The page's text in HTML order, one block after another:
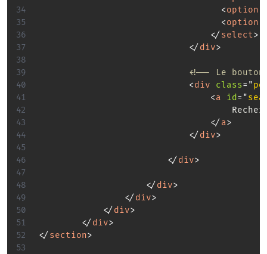
<option
<option
</select>
</div>
<!-- Le
<div class= "
<a id = "
</a>
</div>
</div>
</div>
</div>
</div>
</div>
</section>